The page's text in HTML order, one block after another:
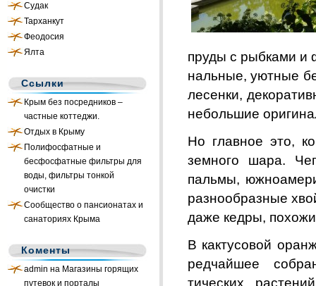
Судак
Тарханкут
Феодосия
Ялта
Ссылки
Крым без посредников –
частные коттеджи.
Отдых в Крыму
Полифосфатные и
бесфосфатные фильтры для
воды, фильтры тонкой
очистки
Сообщество о пансионатах и
санаториях Крыма
Коменты
admin на Магазины горящих
путевок и порталы
пруды с рыбками и
нальные, уютные
лесенки,
небольшие
Но главное это,
земного шара.
пальмы,
разнообразные
даже кедры,
В кактусовой
редчайшее
тических